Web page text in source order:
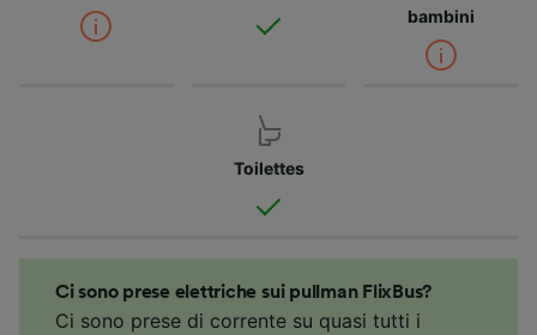
bambini
Toilettes
Ci sono prese elettriche sui pullman FlixBus?
Ci sono prese di corrente su quasi tutti i